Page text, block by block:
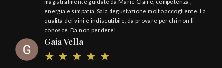
magistralmente guidate da Marie Claire, competenza ,
energia e simpatia. Sala degustazione molto accogliente. La
qualità dei vini è indiscutibile, da provare per chi non li
conosce. Da non perdere!
Gaia Vella